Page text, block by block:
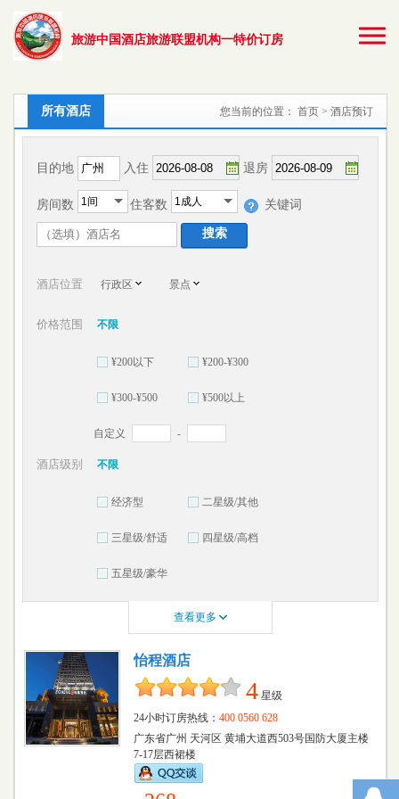
旅游中国酒店旅游联盟机构一特价订房
所有酒店 您当前的位置： 首页 > 酒店预订
目的地 入住 退房
房间数 住客数 关键词
酒店位置 行政区 景点
价格范围 不限
¥200以下 ¥200-¥300
¥300-¥500 ¥500以上
自定义 -
酒店级别 不限
经济型 二星级/其他
三星级/舒适 四星级/高档
五星级/豪华
查看更多
怡程酒店
4 星级
24小时订房热线： 400 0560 628
广东省广州 天河区 黄埔大道西503号国防大厦主楼
7-17层西裙楼